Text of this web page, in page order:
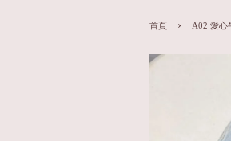
首頁 › A02 愛心